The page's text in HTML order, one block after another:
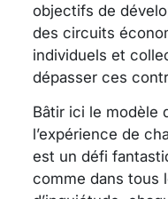
objectifs de
des circuits
individuels et
dépasser ces
Bâtir ici le modèle
l’expérience de
est un défi
comme dans tous